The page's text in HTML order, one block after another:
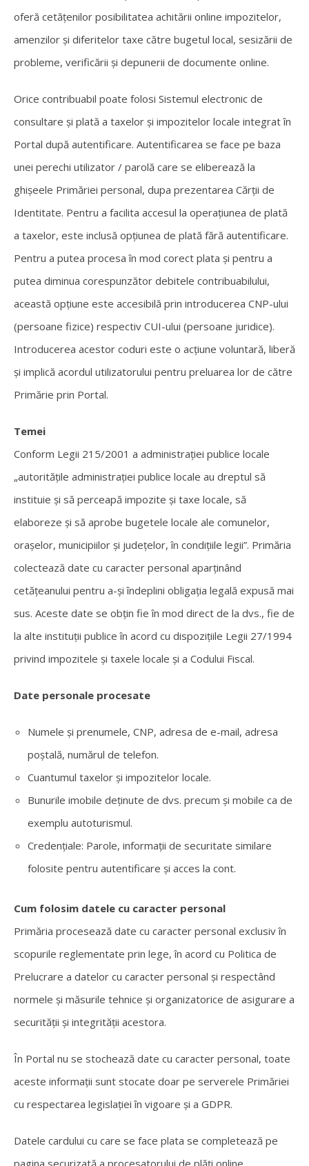
oferă cetățenilor posibilitatea achitării online impozitelor,
amenzilor și diferitelor taxe către bugetul local, sesizării de
probleme, verificării și depunerii de documente online.
Orice contribuabil poate folosi Sistemul electronic de
consultare și plată a taxelor și impozitelor locale integrat în
Portal după autentificare. Autentificarea se face pe baza
unei perechi utilizator / parolă care se eliberează la
ghișeele Primăriei personal, dupa prezentarea Cărții de
Identitate. Pentru a facilita accesul la operațiunea de plată
a taxelor, este inclusă opțiunea de plată fără autentificare.
Pentru a putea procesa în mod corect plata și pentru a
putea diminua corespunzător debitele contribuabilului,
această opțiune este accesibilă prin introducerea CNP-ului
(persoane fizice) respectiv CUI-ului (persoane juridice).
Introducerea acestor coduri este o acțiune voluntară, liberă
și implică acordul utilizatorului pentru preluarea lor de către
Primărie prin Portal.
Temei
Conform Legii 215/2001 a administrației publice locale
„autorităţile administraţiei publice locale au dreptul să
instituie şi să perceapă impozite şi taxe locale, să
elaboreze şi să aprobe bugetele locale ale comunelor,
oraşelor, municipiilor şi judeţelor, în condiţiile legii”. Primăria
colectează date cu caracter personal aparținând
cetățeanului pentru a-și îndeplini obligația legală expusă mai
sus. Aceste date se obțin fie în mod direct de la dvs., fie de
la alte instituții publice în acord cu dispozițiile Legii 27/1994
privind impozitele și taxele locale și a Codului Fiscal.
Date personale procesate
Numele și prenumele, CNP, adresa de e-mail, adresa
poștală, numărul de telefon.
Cuantumul taxelor și impozitelor locale.
Bunurile imobile deținute de dvs. precum și mobile ca de
exemplu autoturismul.
Credențiale: Parole, informații de securitate similare
folosite pentru autentificare și acces la cont.
Cum folosim datele cu caracter personal
Primăria procesează date cu caracter personal exclusiv în
scopurile reglementate prin lege, în acord cu Politica de
Prelucrare a datelor cu caracter personal și respectând
normele și măsurile tehnice și organizatorice de asigurare a
securității și integrității acestora.
În Portal nu se stochează date cu caracter personal, toate
aceste informații sunt stocate doar pe serverele Primăriei
cu respectarea legislației în vigoare și a GDPR.
Datele cardului cu care se face plata se completează pe
pagina securizată a procesatorului de plăți online.